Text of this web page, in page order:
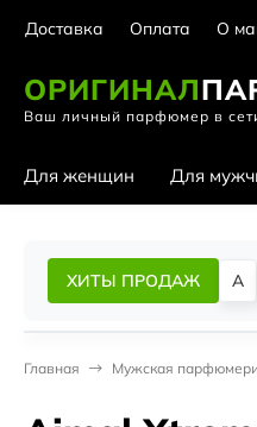
Доставка Оплата О
ОРИГИНАЛ
Ваш личный парфюмер в
Для женщин Для
ХИТЫ ПРОДАЖ A
Главная Мужская